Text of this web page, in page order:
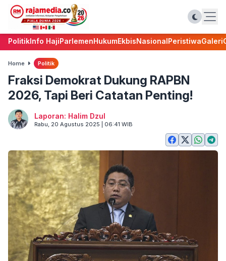
PolitikInfo HajiParlemenHukumEkbisNasionalPeristiwaGaleri
Home Politik
Fraksi Demokrat Dukung RAPBN
2026, Tapi Beri Catatan Penting!
Laporan: Halim Dzul
Rabu, 20 Agustus 2025 | 06:41 WIB